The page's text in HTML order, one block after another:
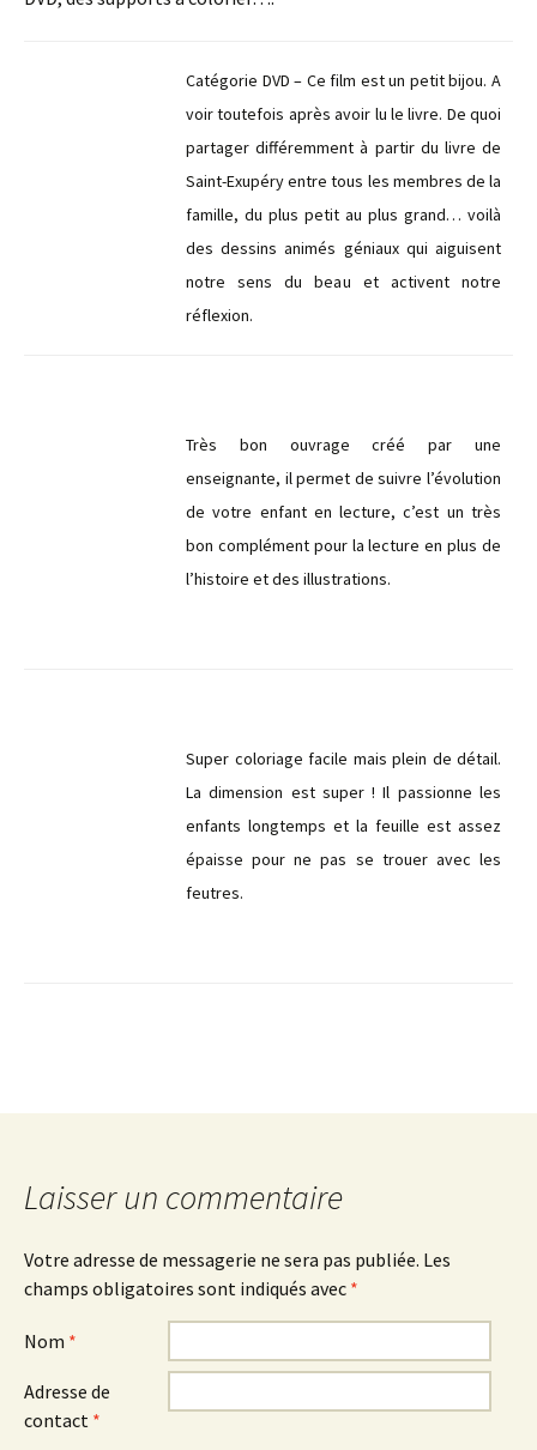
Catégorie DVD – Ce film est un petit bijou. A
voir toutefois après avoir lu le livre. De quoi
partager différemment à partir du livre de
Saint-Exupéry entre tous les membres de la
famille, du plus petit au plus grand… voilà
des dessins animés géniaux qui aiguisent
notre sens du beau et activent notre
réflexion.
Très bon ouvrage créé par une
enseignante, il permet de suivre l’évolution
de votre enfant en lecture, c’est un très
bon complément pour la lecture en plus de
l’histoire et des illustrations.
Super coloriage facile mais plein de détail.
La dimension est super ! Il passionne les
enfants longtemps et la feuille est assez
épaisse pour ne pas se trouer avec les
feutres.
Laisser un commentaire
Votre adresse de messagerie ne sera pas publiée. Les
champs obligatoires sont indiqués avec *
Nom *
Adresse de
contact *